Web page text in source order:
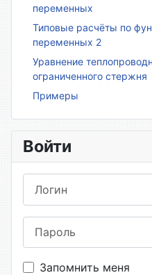
переменных
Типовые расчёты по
переменных 2
Уравнение
ограниченного стержня
Примеры
Войти
Запомнить меня